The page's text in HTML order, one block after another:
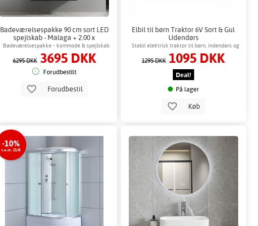
Badeværelsespakke 90 cm sort LED
spejlskab - Malaga + 2.00 x
Badeværelse krog
Badeværelsespakke - kommode & spejlskab
med LED-belysning
6295 DKK 3695 DKK
Forudbestilt
Forudbestil
Elbil til børn Traktor 6V Sort & Gul
Udendørs
Stabil elektrisk traktor til børn, indendørs og
udendørs leg
1295 DKK 1095 DKK
Deal!
På lager
Køb
-10%
t.o.m. 21/8